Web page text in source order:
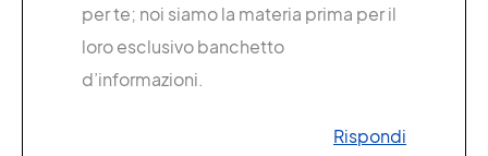
per te; noi siamo la materia prima per il
loro esclusivo banchetto
d’informazioni.
Rispondi